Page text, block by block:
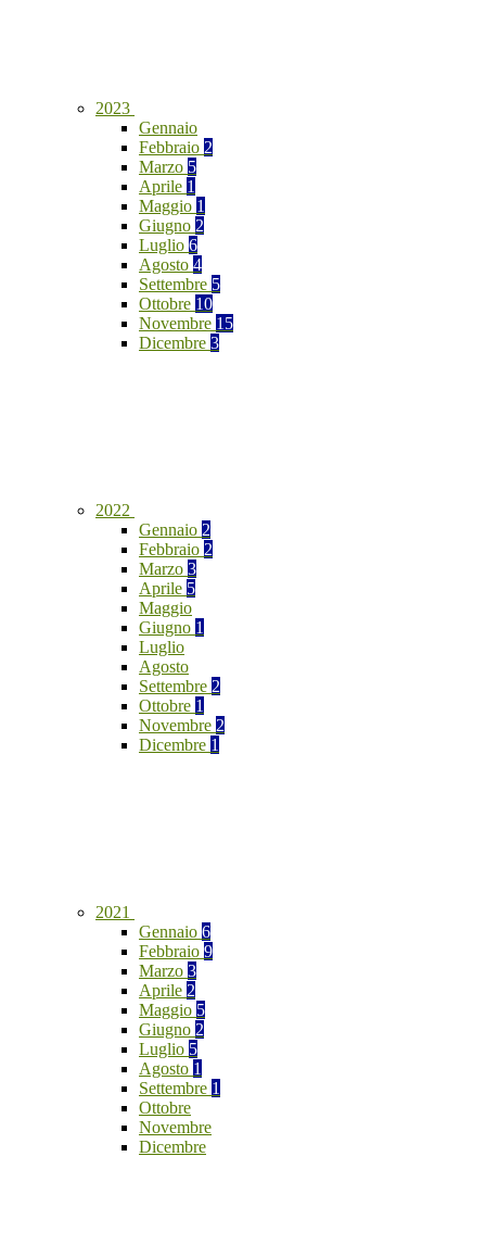
2023
Gennaio
Febbraio 2
Marzo 5
Aprile 1
Maggio 1
Giugno 2
Luglio 6
Agosto 4
Settembre 5
Ottobre 10
Novembre 15
Dicembre 3
2022
Gennaio 2
Febbraio 2
Marzo 3
Aprile 5
Maggio
Giugno 1
Luglio
Agosto
Settembre 2
Ottobre 1
Novembre 2
Dicembre 1
2021
Gennaio 6
Febbraio 9
Marzo 3
Aprile 2
Maggio 5
Giugno 2
Luglio 5
Agosto 1
Settembre 1
Ottobre
Novembre
Dicembre